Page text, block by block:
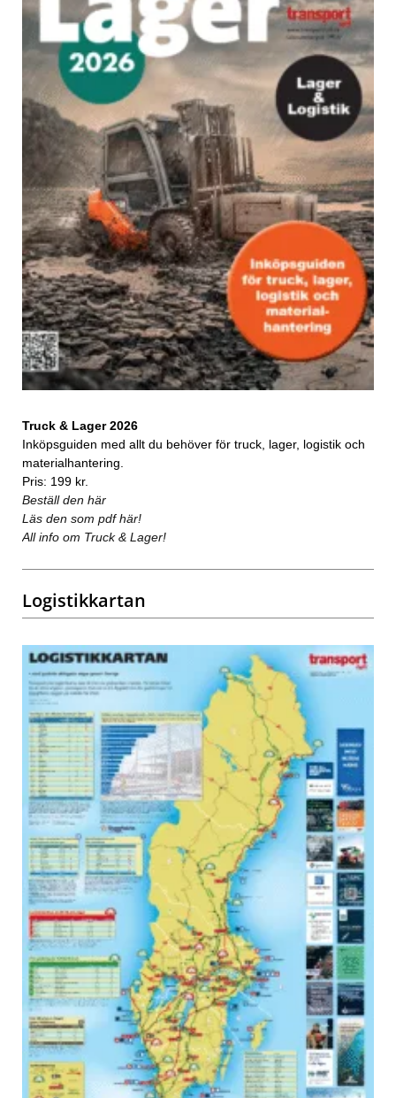
Truck & Lager 2026
Inköpsguiden med allt du behöver för truck, lager, logistik och
materialhantering.
Pris: 199 kr.
Beställ den här
Läs den som pdf här!
All info om Truck & Lager!
Logistikkartan